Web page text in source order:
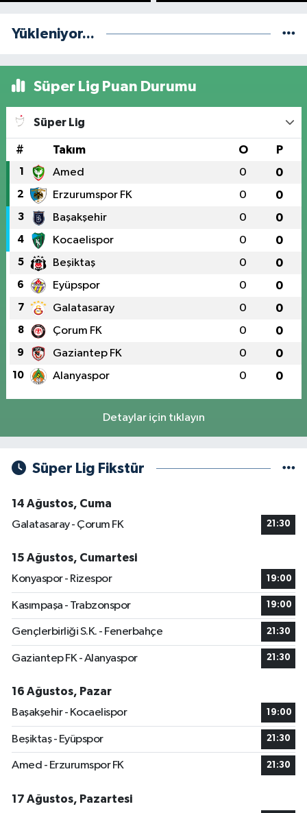
Yükleniyor...
Süper Lig Puan Durumu
Süper Lig
# Takım O P
1 Amed 0 0
2 Erzurumspor FK 0 0
3 Başakşehir 0 0
4 Kocaelispor 0 0
5 Beşiktaş 0 0
6 Eyüpspor 0 0
7 Galatasaray 0 0
8 Çorum FK 0 0
9 Gaziantep FK 0 0
10 Alanyaspor 0 0
Detaylar için tıklayın
Süper Lig Fikstür
14 Ağustos, Cuma
Galatasaray - Çorum FK
21:30
15 Ağustos, Cumartesi
Konyaspor - Rizespor
19:00
Kasımpaşa - Trabzonspor 19:00
Gençlerbirliği S.K. - Fenerbahçe 21:30
Gaziantep FK - Alanyaspor 21:30
16 Ağustos, Pazar
Başakşehir - Kocaelispor
19:00
Beşiktaş - Eyüpspor 21:30
Amed - Erzurumspor FK 21:30
17 Ağustos, Pazartesi